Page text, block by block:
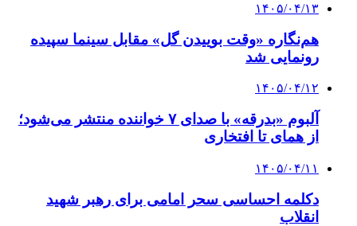
۱۴۰۵/۰۴/۱۳
هم‌نگاره «وقت بوییدن گل» مقابل سینما سپیده
رونمایی شد
۱۴۰۵/۰۴/۱۲
آلبوم «بدرقه» با صدای ۷ خواننده منتشر می‌شود؛
از همای تا افتخاری
۱۴۰۵/۰۴/۱۱
دکلمه‌ احساسی سحر امامی برای رهبر شهید
انقلاب